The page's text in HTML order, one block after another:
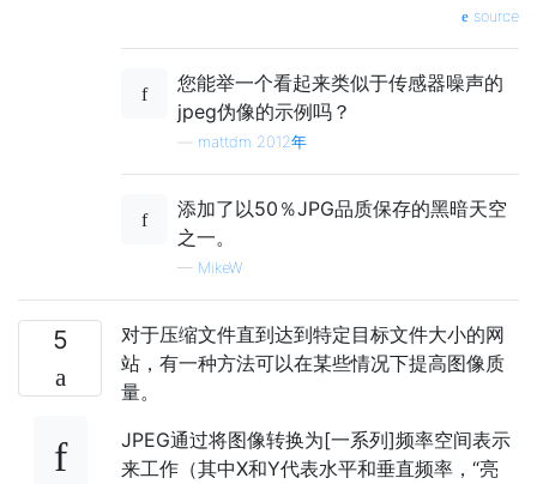
source
您能举一个看起来类似于传感器噪声的
jpeg伪像的示例吗？
mattdm 2012年
添加了以50％JPG品质保存的黑暗天空
之一。
— MikeW
5
对于压缩文件直到达到特定目标文件大小的网
站，有一种方法可以在某些情况下提高图像质
量。
JPEG通过将图像转换为[一系列]频率空间表示
来工作（其中X和Y代表水平和垂直频率，“亮